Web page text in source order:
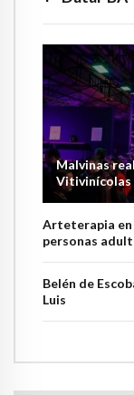
Malvinas
Vitivinícolas
Arteterapia en
personas
Belén de
Luis